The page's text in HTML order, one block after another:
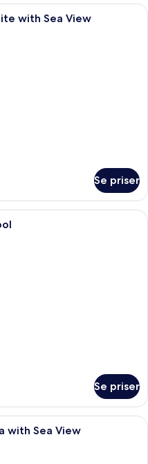
soveværelse med en stor seng, to
with Sea View
Se priser
sort-hvidt hotelværelse med et
Se priser
hotelværelse med to senge, en
with Sea View